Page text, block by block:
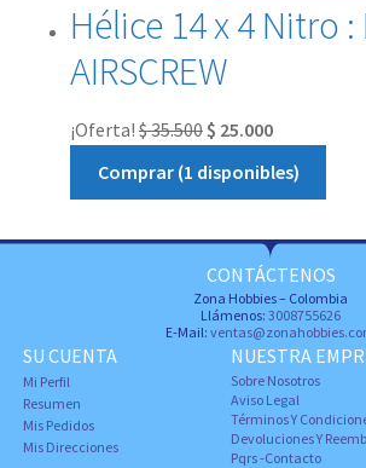
Hélice 14 x 4 Nitro :
AIRSCREW
¡Oferta! $35.500 $ 25.000
Comprar (1 disponibles)
CONTÁCTENOS
Zona Hobbies – Colombia
Llámenos: 3008755626
E-Mail:
SU CUENTA
Mi Perfil
Resumen
Mis Pedidos
Mis Direcciones
NUESTRA
Sobre Nosotros
Aviso Legal
Términos Y
Devoluciones Y
Pqrs -Contacto